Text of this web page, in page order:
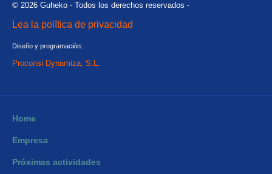
© 2026 Guheko - Todos los derechos reservados -
Lea la política de privacidad
Diseño y programación:
Proconsi Dynamiza, S.L.
Home
Empresa
Próximas actividades